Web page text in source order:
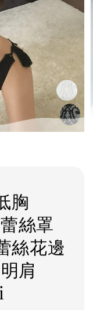
胸
絲罩
絲花邊
肩